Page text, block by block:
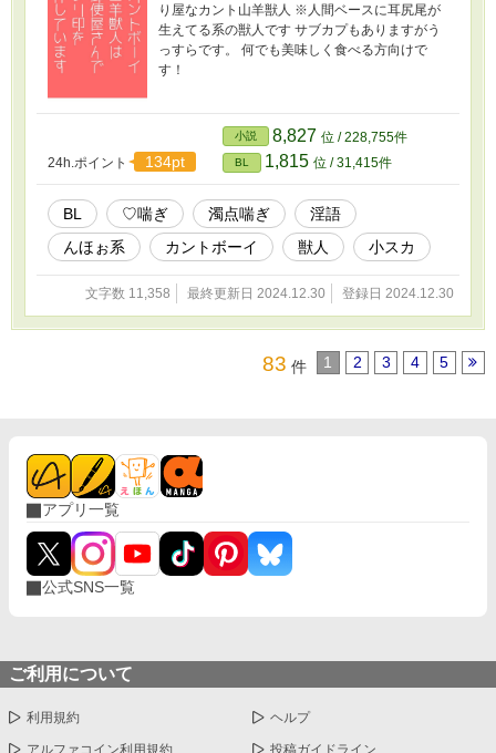
り屋なカント山羊獣人 ※人間ベースに耳尻尾が
生えてる系の獣人です サブカプもありますがう
っすらです。 何でも美味しく食べる方向けで
す！
24h.ポイント 134pt
小説 8,827 位 / 228,755件
BL 1,815 位 / 31,415件
BL ♡喘ぎ 濁点喘ぎ
淫語
んほぉ系
カントボーイ 獣人 小スカ
文字数 11,358 最終更新日 2024.12.30 登録日 2024.12.30
83 件 1 2 3 4 5
アプリ一覧
公式SNS一覧
ご利用について
利用規約 ヘルプ